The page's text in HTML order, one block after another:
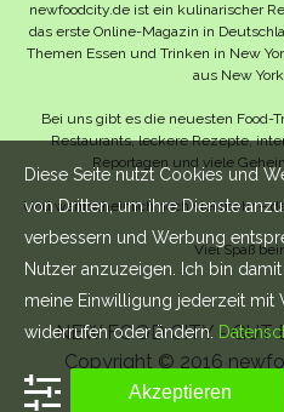
newfoodcity.de ist ein kulinarischer
das erste Online-Magazin in
Themen Essen und Trinken in New
aus New
Bei uns gibt es die neuesten Food-
Restaurants, leckere Rezepte,
Reportagen und viele
Und wahrscheinlich noch viel mehr –
Viel Spaß
NEW FOOD CITY - GUT
Copyright © 2016
Diese Seite nutzt Cookies und
von Dritten, um ihre Dienste
verbessern und Werbung
Nutzer anzuzeigen. Ich bin
meine Einwilligung jederzeit mit
widerrufen oder ändern.
Akzeptieren